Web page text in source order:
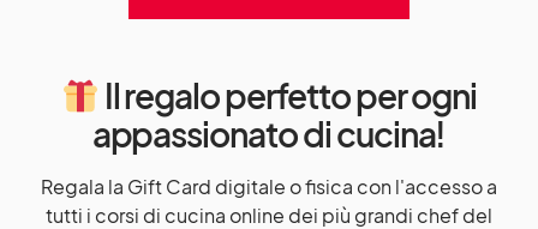
Il regalo perfetto per ogni
appassionato di cucina!
Regala la Gift Card digitale o fisica con l'accesso a
tutti i corsi di cucina online dei più grandi chef del